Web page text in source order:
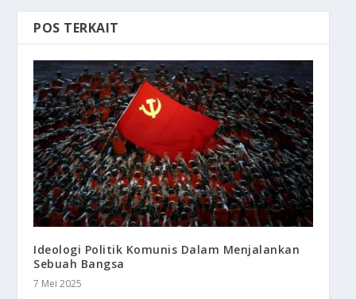
POS TERKAIT
Ideologi Politik Komunis Dalam Menjalankan
Sebuah Bangsa
7 Mei 2025